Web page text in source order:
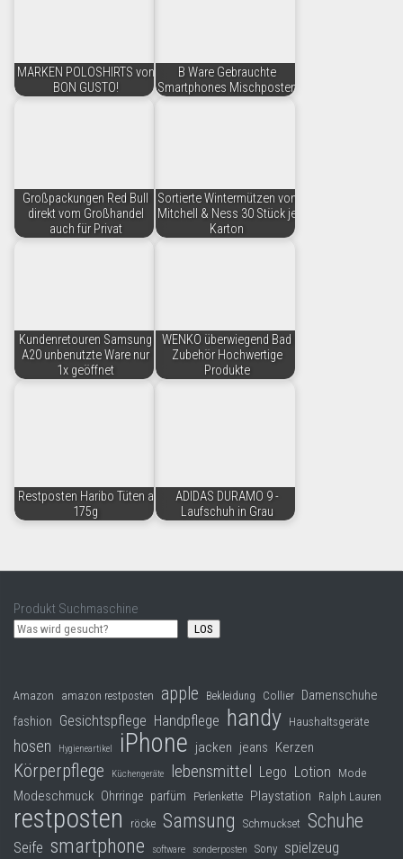
MARKEN POLOSHIRTS von
BON GUSTO!
B Ware Gebrauchte
Smartphones Mischposten
Großpackungen Red Bull
direkt vom Großhandel
auch für Privat
Sortierte Wintermützen von
Mitchell & Ness 30 Stück je
Karton
Kundenretouren Samsung
A20 unbenutzte Ware nur
1x geöffnet
WENKO überwiegend Bad
Zubehör Hochwertige
Produkte
Restposten Haribo Tüten a
175g
ADIDAS DURAMO 9 -
Laufschuh in Grau
Produkt Suchmaschine
LOS
Amazon amazon restposten apple Bekleidung Collier Damenschuhe
fashion Gesichtspflege Handpflege handy Haushaltsgeräte
hosen Hygieneartikel iPhone jacken jeans Kerzen
Körperpflege Küchengeräte lebensmittel Lego Lotion Mode
Modeschmuck Ohrringe parfüm Perlenkette Playstation Ralph Lauren
restposten röcke Samsung Schmuckset Schuhe
Seife smartphone software sonderposten Sony spielzeug